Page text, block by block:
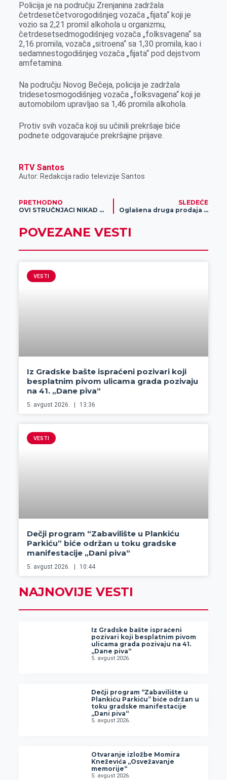
Policija je na području Zrenjanina zadržala
četrdesetčetvorogodišnjeg vozača „fijata“ koji je
vozio sa 2,21 promil alkohola u organizmu,
četrdesetsedmogodišnjeg vozača „folksvagena“ sa
2,16 promila, vozača „sitroena“ sa 1,30 promila, kao i
sedamnestogodišnjeg vozača „fijata“ pod dejstvom
amfetamina.
Na području Novog Bečeja, policija je zadržala
tridesetosmogodišnjeg vozača „folksvagena“ koji je
automobilom upravljao sa 1,46 promila alkohola.
Protiv svih vozača koji su učinili prekršaje biće
podnete odgovarajuće prekršajne prijave.
RTV Santos
Autor: Redakcija radio televizije Santos
PRETHODNO
OVI STRUČNJACI NIKAD NE GREŠE: Evo kakav će epilog biti na predstojećim američkim izborima
SLEDEĆE
Oglašena druga prodaja Industrije mesa BEK u stečaju
POVEZANE VESTI
VESTI
Iz Gradske bašte ispraćeni pozivari koji
besplatnim pivom ulicama grada pozivaju
na 41. „Dane piva“
5. avgust 2026. 13:36
VESTI
Dečji program “Zabavilište u Plankiću
Parkiću” biće održan u toku gradske
manifestacije „Dani piva“
5. avgust 2026. 10:44
NAJNOVIJE VESTI
Iz Gradske bašte ispraćeni
pozivari koji besplatnim pivom
ulicama grada pozivaju na 41.
„Dane piva“
5. avgust 2026.
Dečji program “Zabavilište u
Plankiću Parkiću” biće održan u
toku gradske manifestacije
„Dani piva“
5. avgust 2026.
Otvaranje izložbe Momira
Kneževića „Osvežavanje
memorije“
5. avgust 2026.